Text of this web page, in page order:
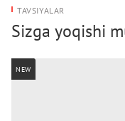
TAVSIYALAR
Sizga yoqishi
NEW